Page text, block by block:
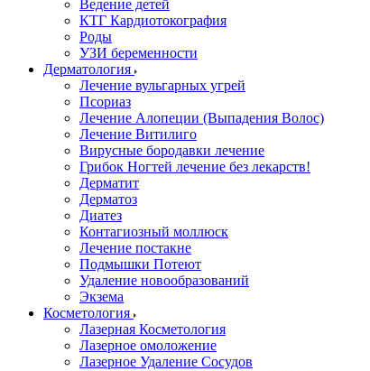
Ведение детей
КТГ Кардиотокография
Роды
УЗИ беременности
Дерматология
Лечение вульгарных угрей
Псориаз
Лечение Алопеции (Выпадения Волос)
Лечение Витилиго
Вирусные бородавки лечение
Грибок Ногтей лечение без лекарств!
Дерматит
Дерматоз
Диатез
Контагиозный моллюск
Лечение постакне
Подмышки Потеют
Удаление новообразований
Экзема
Косметология
Лазерная Косметология
Лазерное омоложение
Лазерное Удаление Сосудов